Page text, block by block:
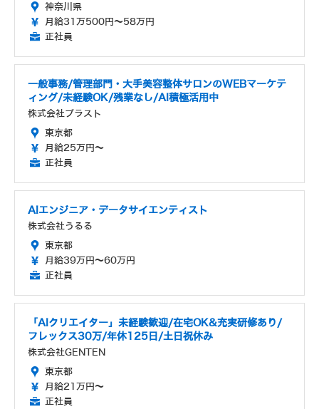
神奈川県
月給31万500円～58万円
正社員
一般事務/管理部門・大手美容整体サロンのWEBマーケテ
ィング/未経験OK/残業なし/AI積極活用中
株式会社ブラスト
東京都
月給25万円～
正社員
AIエンジニア・データサイエンティスト
株式会社うるる
東京都
月給39万円～60万円
正社員
「AIクリエイター」未経験歓迎/在宅OK&充実研修あり/
フレックス30万/年休125日/土日祝休み
株式会社GENTEN
東京都
月給21万円～
正社員